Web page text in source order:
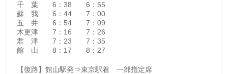
千 葉 6：38 6：55
蘇 我 6：44 7：00
五 井 6：54 7：09
木更津 7：16 7：26
君 津 7：23 7：35
館 山 8：17 8：27
【復路】館山駅発⇒東京駅着 一部指定席